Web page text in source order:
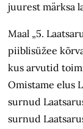
juurest märksa
Maal „5.
piiblisüžee
kus arvutid
Omistame elus
surnud
surnud